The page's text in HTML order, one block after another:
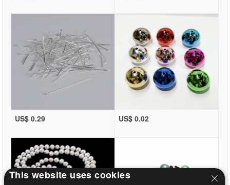
US$ 0.29 US$ 0.02
This website uses cookies